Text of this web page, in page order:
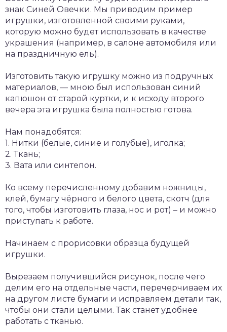
знак Синей Овечки. Мы приводим пример
игрушки, изготовленной своими руками,
которую можно будет использовать в качестве
украшения (например, в салоне автомобиля или
на праздничную ель).
Изготовить такую игрушку можно из подручных
материалов, — мною был использован синий
капюшон от старой куртки, и к исходу второго
вечера эта игрушка была полностью готова.
Нам понадобятся:
1. Нитки (белые, синие и голубые), иголка;
2. Ткань;
3. Вата или синтепон.
Ко всему перечисленному добавим ножницы,
клей, бумагу чёрного и белого цвета, скотч (для
того, чтобы изготовить глаза, нос и рот) – и можно
приступать к работе.
Начинаем с прорисовки образца будущей
игрушки.
Вырезаем получившийся рисунок, после чего
делим его на отдельные части, перечерчиваем их
на другом листе бумаги и исправляем детали так,
чтобы они стали целыми. Так станет удобнее
работать с тканью.